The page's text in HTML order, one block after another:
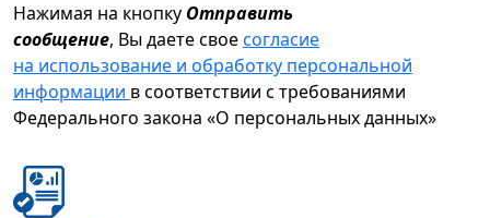
Нажимая на кнопку Отправить
сообщение, Вы даете своесогласие
на использование и обработку персональной
информации в соответствии с требованиями
Федерального закона «О персональных данных»